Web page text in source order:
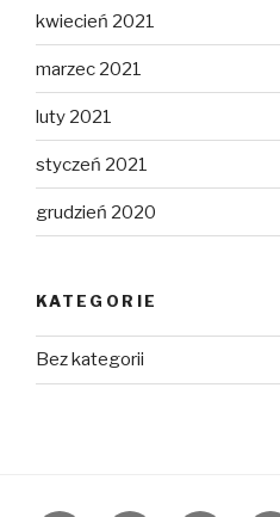
kwiecień 2021
marzec 2021
luty 2021
styczeń 2021
grudzień 2020
KATEGORIE
Bez kategorii